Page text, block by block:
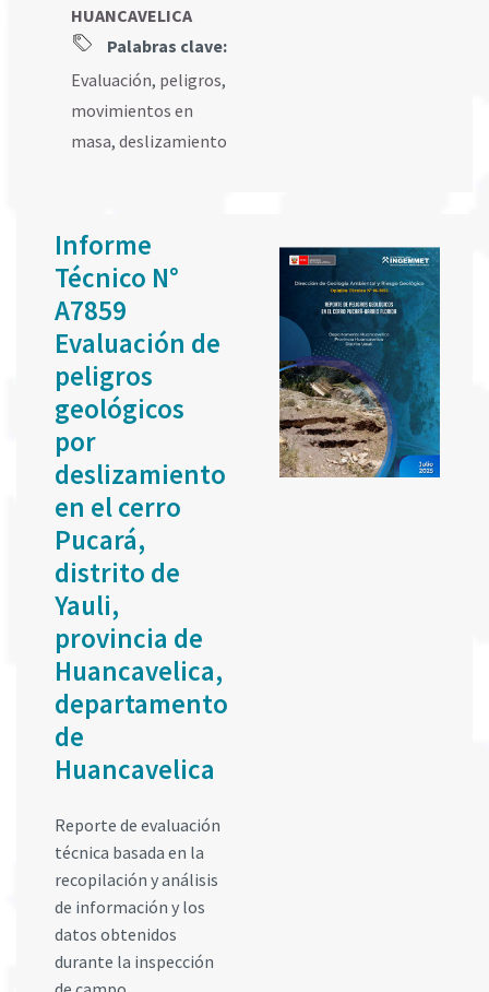
HUANCAVELICA
Palabras clave:
Evaluación, peligros,
movimientos en
masa, deslizamiento
Informe
Técnico N°
A7859
Evaluación de
peligros
geológicos
por
deslizamiento
en el cerro
Pucará,
distrito de
Yauli,
provincia de
Huancavelica,
departamento
de
Huancavelica
Reporte de evaluación
técnica basada en la
recopilación y análisis
de información y los
datos obtenidos
durante la inspección